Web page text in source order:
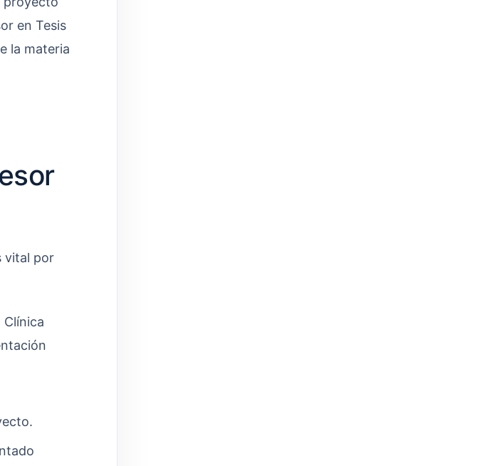
en Tesis
la materia
vital por
Clínica